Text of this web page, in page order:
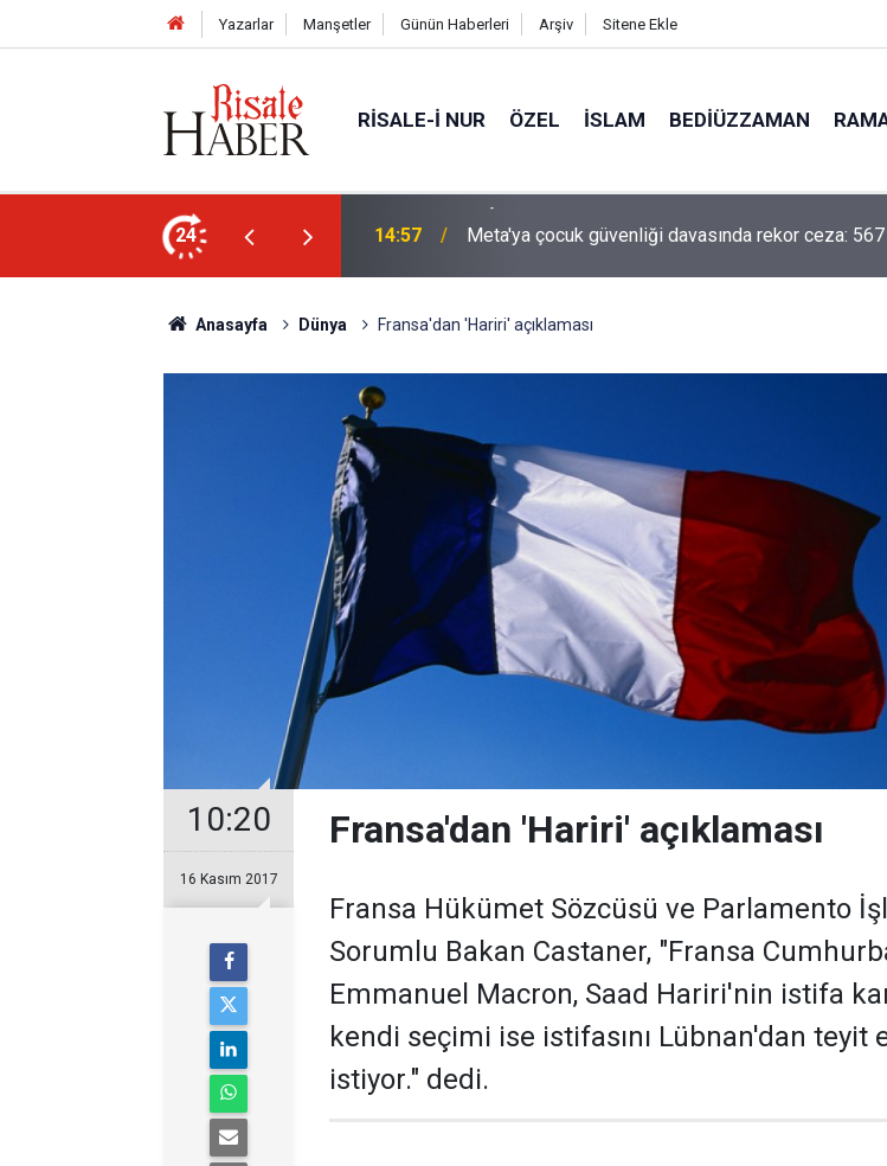
Yazarlar Manşetler Günün Haberleri Arşiv Sitene Ekle
RISALE-I NUR ÖZEL İSLAM BEDIÜZZAMAN
24
talebesine gösterdiği vefa ve verdiği
14:57 Meta'ya çocuk güvenliği davasında rekor ceza:
Anasayfa Dünya Fransa'dan 'Hariri' açıklaması
10:20
16 Kasım 2017
Fransa'dan 'Hariri' açıklaması
Fransa Hükümet Sözcüsü ve Parlamento
Sorumlu Bakan Castaner, "Fransa
Emmanuel Macron, Saad Hariri'nin istifa
kendi seçimi ise istifasını Lübnan'dan teyit
istiyor." dedi.